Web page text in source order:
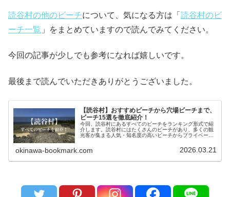
読谷村の他のビーチについて、気になる方は「 読谷村のビ
ーチ一覧 」をまとめていますので読んでみてください。
今回の記事が少しでも参考になれば嬉しいです。
最後まで読んでいただきありがとうございました。
【読谷村】おすすめビーチから穴場ビーチまで、
ビーチ15選を徹底紹介！
今回、読谷村にあるすべてのビーチをランキング形式で紹
介します。読谷村にはたくさんのビーチがあり、多くの観
光客が集まる人気・知名度の高いビーチからプライベート
okinawa-bookmark.com 2026.03.21